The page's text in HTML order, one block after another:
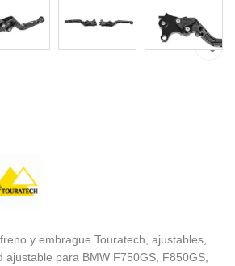
y embrague Touratech, ajustables,
ajustable para BMW F750GS, F850GS,